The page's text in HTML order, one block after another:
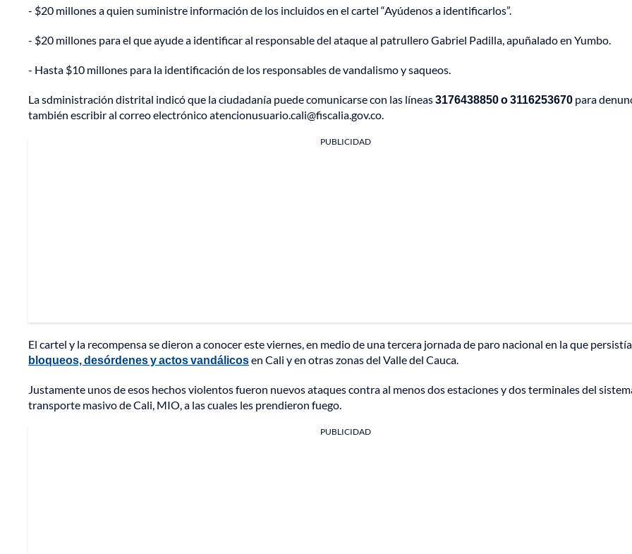
- $20 millones a quien suministre información de los incluidos en el cartel “Ayúdenos a identificarlos”.
- $20 millones para el que ayude a identificar al responsable del ataque al patrullero Gabriel Padilla, apuñalado en Yumbo.
- Hasta $10 millones para la identificación de los responsables de vandalismo y saqueos.
La sdministración distrital indicó que la ciudadanía puede comunicarse con las líneas3176438850 o 3116253670 para
también escribir al correo electrónico atencionusuario.cali@fiscalia.gov.co.
PUBLICIDAD
El cartel y la recompensa se dieron a conocer este viernes, en medio de una tercera jornada de paro nacional en la que
bloqueos, desórdenes y actos vandálicosen Cali y en otras zonas del Valle del Cauca.
Justamente unos de esos hechos violentos fueron nuevos ataques contra al menos dos estaciones y dos terminales del
transporte masivo de Cali, MIO, a las cuales les prendieron fuego.
PUBLICIDAD